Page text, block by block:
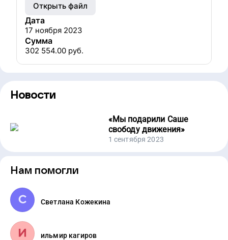
Открыть файл
Дата
17 ноября 2023
Сумма
302 554.00 руб.
Новости
«Мы подарили Саше
свободу движения»
1 сентября 2023
Нам помогли
Светлана Кожекина
ильмир кагиров